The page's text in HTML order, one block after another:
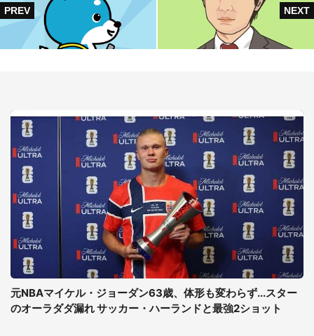
元NBAマイケル・ジョーダン63歳、体形も変わらず...スター
のオーラダダ漏れ サッカー・ハーランドと最強2ショット